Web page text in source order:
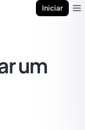
Iniciar
um